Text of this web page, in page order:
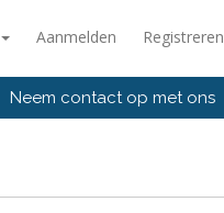
Aanmelden Registreren
Neem contact op met ons